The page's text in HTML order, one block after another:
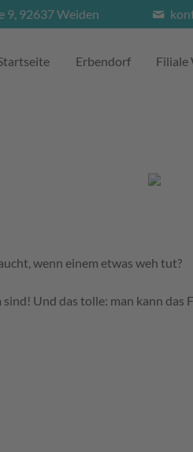
9, 92637 Weiden
Erbendorf Filiale
wenn einem etwas weh tut?
Und das tolle: man kann